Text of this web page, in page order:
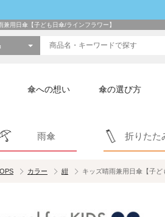
兼用日傘【子ども日傘/ラインフラワー】
傘への想い 傘の選び方
雨傘 折りたた
カラー 紺 キッズ晴雨兼用日傘【子ど